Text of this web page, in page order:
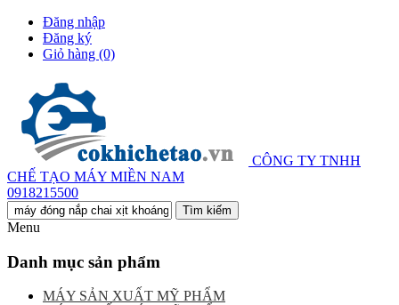
Đăng nhập
Đăng ký
Giỏ hàng (0)
CÔNG TY TNHH
CHẾ TẠO MÁY MIỀN NAM
0918215500
Menu
Danh mục sản phẩm
MÁY SẢN XUẤT MỸ PHẨM